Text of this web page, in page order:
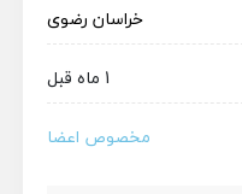
خراسان رضوی
1 ماه قبل
مخصوص اعضا